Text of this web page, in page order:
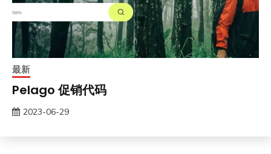
最新
Pelago 促销代码
2023-06-29